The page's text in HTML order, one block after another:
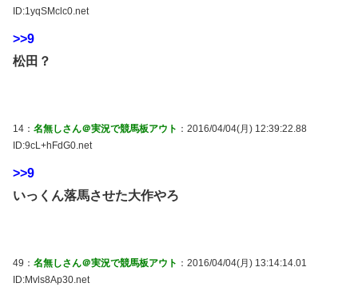
ID:1yqSMclc0.net
>>9
松田？
14： 名無しさん＠実況で競馬板アウト ：2016/04/04(月) 12:39:22.88
ID:9cL+hFdG0.net
>>9
いっくん落馬させた大作やろ
49： 名無しさん＠実況で競馬板アウト ：2016/04/04(月) 13:14:14.01
ID:Mvls8Ap30.net